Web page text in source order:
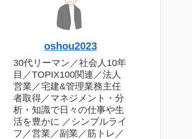
oshou2023
30代リーマン／社会人10年
目／TOPIX100関連／法人
営業／宅建&管理業務主任
者取得／マネジメント・分
析・知識で日々の仕事や生
活を豊かに ／シンプルライ
フ／営業／副業／筋トレ／